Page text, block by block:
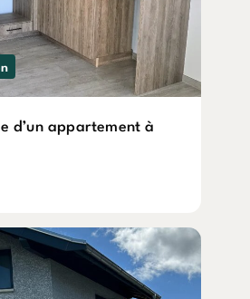
d’un appartement à